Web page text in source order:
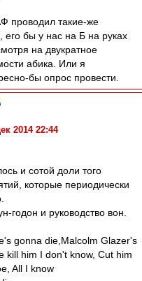
проводил такие-же
его бы у нас на Б на руках
на двукратное
абика. Или я
бы опрос провести.
2014 22:44
и сотой доли того
которые периодически
годон и руководство вон.
gonna die,Malcolm Glazer's
kill him I don't know, Cut him
All I know